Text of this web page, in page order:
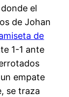
el
de Johan
de
1-1 ante
empate
se traza